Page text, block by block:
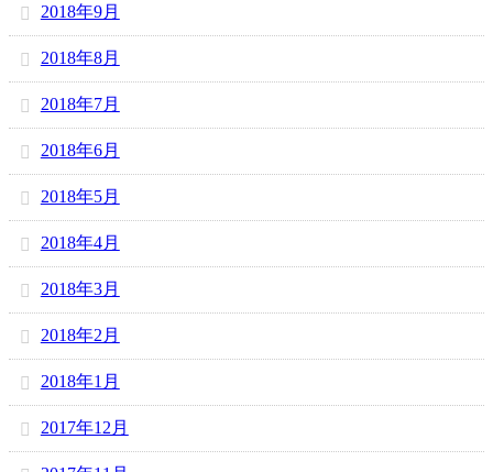
2018年9月
2018年8月
2018年7月
2018年6月
2018年5月
2018年4月
2018年3月
2018年2月
2018年1月
2017年12月